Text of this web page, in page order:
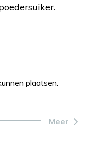
plaatsen.
Meer